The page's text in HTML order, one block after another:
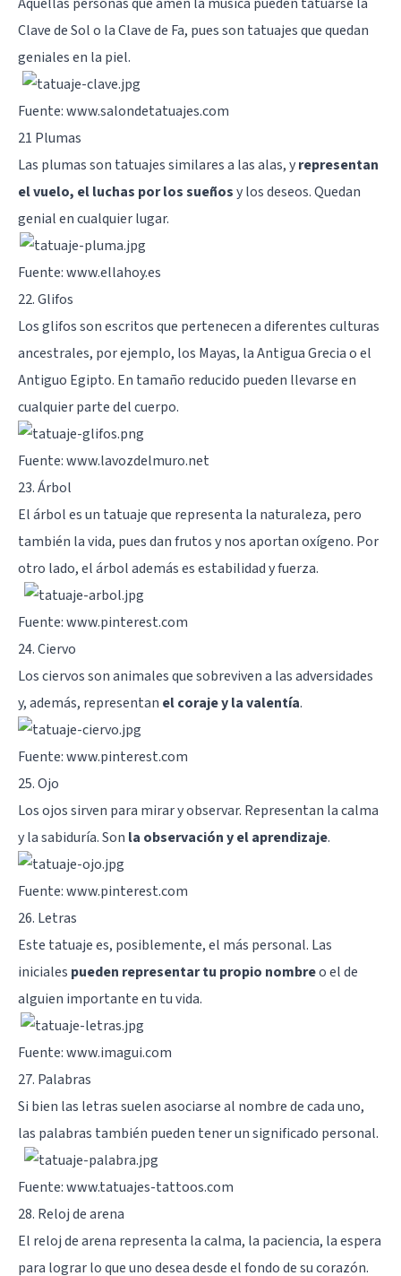
Clave de Sol o la Clave de Fa, pues son tatuajes que quedan
geniales en la piel.
Fuente: www.salondetatuajes.com
21 Plumas
Las plumas son tatuajes similares a las alas, yrepresentan
el vuelo, el luchas por los sueñosy los deseos. Quedan
genial en cualquier lugar.
Fuente: www.ellahoy.es
22. Glifos
Los glifos son escritos que pertenecen a diferentes culturas
ancestrales, por ejemplo, los Mayas, la Antigua Grecia o el
Antiguo Egipto. En tamaño reducido pueden llevarse en
cualquier parte del cuerpo.
Fuente: www.lavozdelmuro.net
23. Árbol
El árbol es un tatuaje que representa la naturaleza, pero
también la vida, pues dan frutos y nos aportan oxígeno. Por
otro lado, el árbol además es estabilidad y fuerza.
Fuente: www.pinterest.com
24. Ciervo
Los ciervos son animales que sobreviven a las adversidades
y, además, representan el coraje y la valentía.
Fuente: www.pinterest.com
25. Ojo
Los ojos sirven para mirar y observar. Representan la calma
y la sabiduría. Son la observación y el aprendizaje.
Fuente: www.pinterest.com
26. Letras
Este tatuaje es, posiblemente, el más personal. Las
iniciales pueden representar tu propio nombreo el de
alguien importante en tu vida.
Fuente: www.imagui.com
27. Palabras
Si bien las letras suelen asociarse al nombre de cada uno,
las palabras también pueden tener un significado personal.
Fuente: www.tatuajes-tattoos.com
28. Reloj de arena
El reloj de arena representa la calma, la paciencia, la espera
para lograr lo que uno desea desde el fondo de su corazón.